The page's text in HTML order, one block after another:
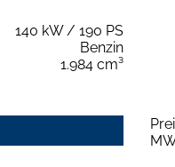
140 kW / 190 PS
Benzin
1.984 cm³